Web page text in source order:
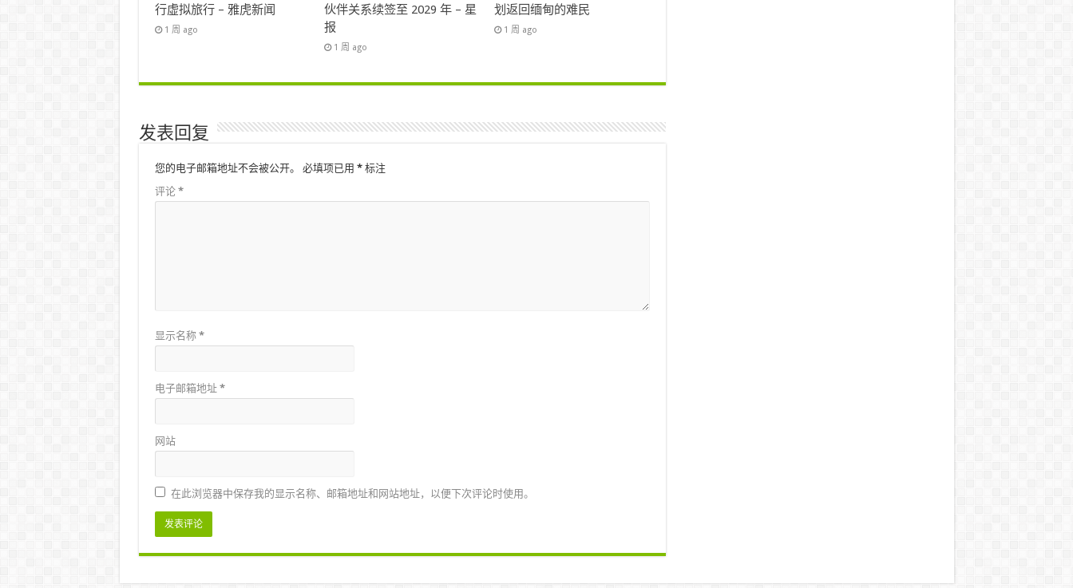
行虚拟旅行 – 雅虎新闻
1 周 ago
伙伴关系续签至 2029 年 – 星
报
1 周 ago
划返回缅甸的难民
1 周 ago
发表回复
您的电子邮箱地址不会被公开。 必填项已用 *标注
评论 *
显示名称 *
电子邮箱地址 *
网站
在此浏览器中保存我的显示名称、邮箱地址和网站地址，以便下次评论时使用。